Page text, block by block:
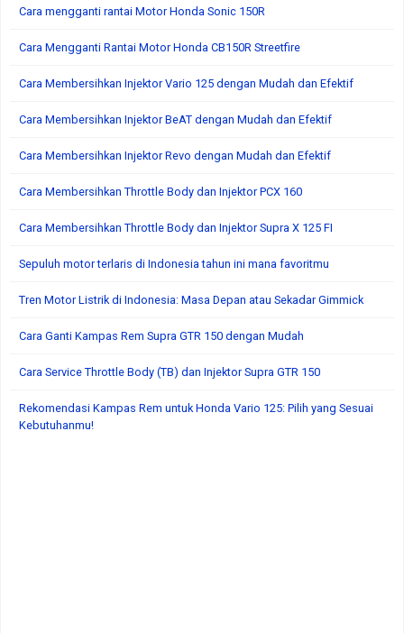
Cara mengganti rantai Motor Honda Sonic 150R
Cara Mengganti Rantai Motor Honda CB150R Streetfire
Cara Membersihkan Injektor Vario 125 dengan Mudah dan Efektif
Cara Membersihkan Injektor BeAT dengan Mudah dan Efektif
Cara Membersihkan Injektor Revo dengan Mudah dan Efektif
Cara Membersihkan Throttle Body dan Injektor PCX 160
Cara Membersihkan Throttle Body dan Injektor Supra X 125 FI
Sepuluh motor terlaris di Indonesia tahun ini mana favoritmu
Tren Motor Listrik di Indonesia: Masa Depan atau Sekadar Gimmick
Cara Ganti Kampas Rem Supra GTR 150 dengan Mudah
Cara Service Throttle Body (TB) dan Injektor Supra GTR 150
Rekomendasi Kampas Rem untuk Honda Vario 125: Pilih yang Sesuai
Kebutuhanmu!